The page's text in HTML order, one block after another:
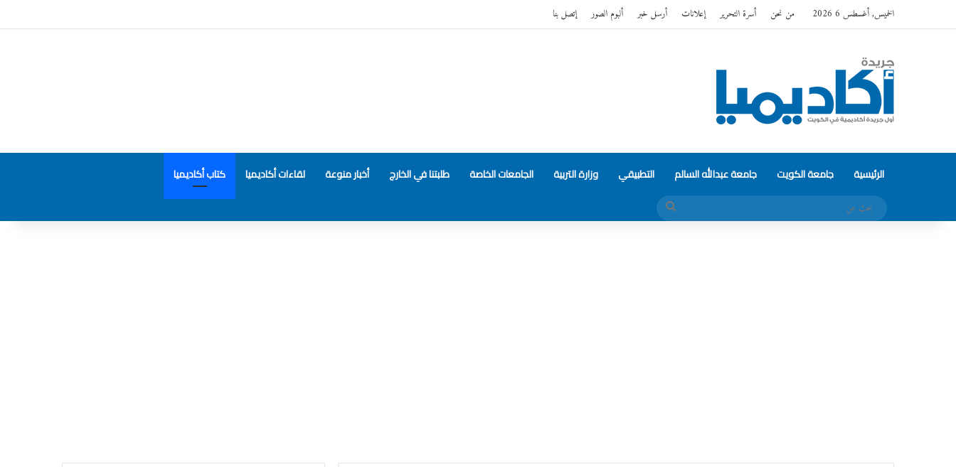
الخميس, أغسطس 6 2026 من نحن أسرة التحرير إعلانات أرسل خبر ألبوم الصور إتصل بنا
الرئيسية جامعة الكويت جامعة عبدالله السالم التطبيقي وزارة التربية الجامعات الخاصة طلبتنا في الخارج أخبار منوعة لقاءات أكاديميا كتاب أكاديميا
بحث